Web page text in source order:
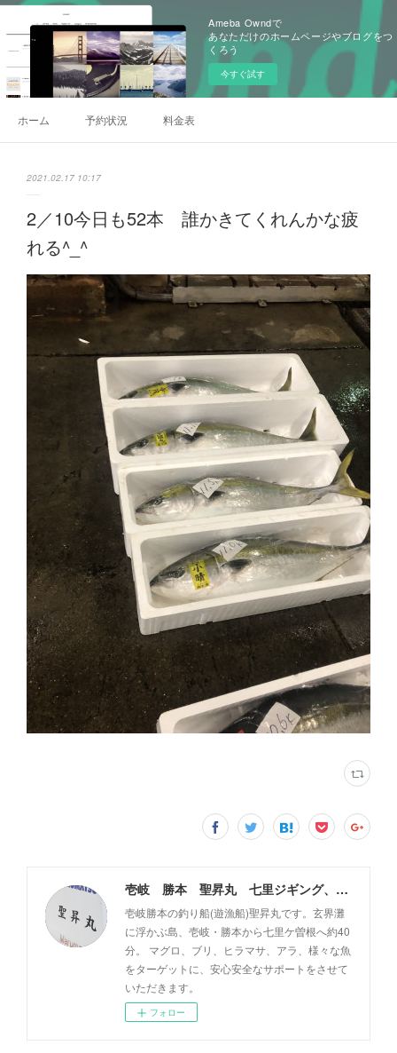
Ameba Owndで
あなただけのホームページやブログをつ
くろう
今すぐ試す
ホーム 予約状況 料金表
2021.02.17 10:17
2／10今日も52本 誰かきてくれんかな疲
れる^_^
壱岐 勝本 聖昇丸 七里ジギング、タイラバ
壱岐勝本の釣り船(遊漁船)聖昇丸です。玄界灘
に浮かぶ島、壱岐・勝本から七里ケ曽根へ約40
分。 マグロ、ブリ、ヒラマサ、アラ、様々な魚
をターゲットに、安心安全なサポートをさせて
いただきます。
フォロー